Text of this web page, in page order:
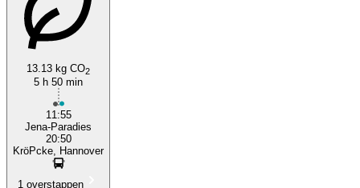
13.13 kg CO2
5 h 50 min
11:55
Jena-Paradies
20:50
KröPcke, Hannover
1 overstappen